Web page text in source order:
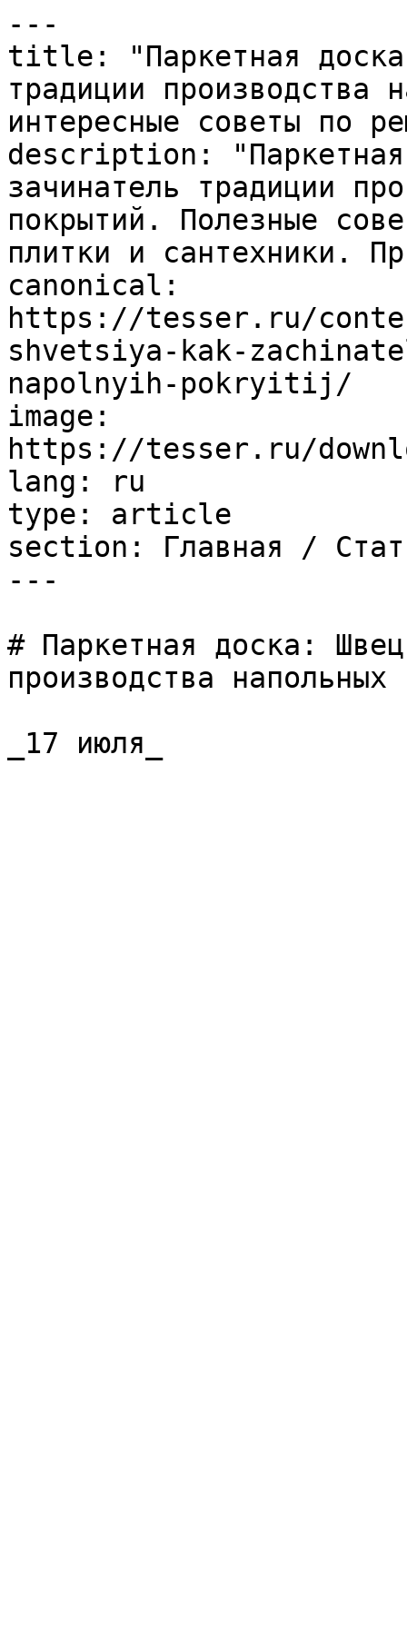
---
title: "Паркетная
традиции производства
интересные советы по
description:
зачинатель традиции
покрытий. Полезные
плитки и сантехники.
canonical:
https://tesser.ru/
shvetsiya-kak-
napolnyih-pokryitij/
image:
https://tesser.ru/
lang: ru
type: article
section: Главная /
---
# Паркетная доска:
производства напольных
_17 июля_